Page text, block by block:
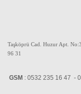
Taşköprü Cad. Huzur Apt.
96 31
GSM : 0532 235 16 47